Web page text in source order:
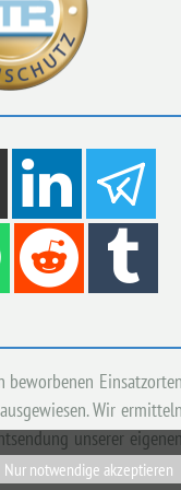
beworbenen Einsatzorten
Wir ermitteln
unserer
Nur notwendige akzeptieren